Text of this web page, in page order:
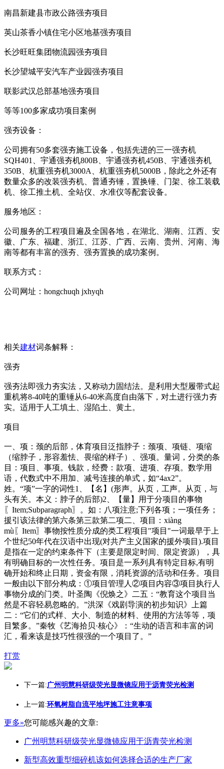
南昌新建县市政公路强夯项目
英山茶香小镇住宅小区地基强夯项目
长沙旺旺集团物流园强夯项目
长沙望城平安汽车产业园强夯项目
联影武汉总部基地强夯项目
等等100多家成功项目案例
强夯设备：
公司拥有50多套强夯施工设备，包括先进的三一强夯机
SQH401、宇通强夯机800B、宇通强夯机450B、宇通强夯机
350B、杭重强夯机3000A、杭重强夯机5000B，除此之外还有
数量众多的改装强夯机、普通夯锤，置换锤、门架、徐工装载
机、徐工推土机、全站仪、水准仪等配套设备。
服务地区：
公司服务的工程项目遍及全国各地，在湖北、湖南、江西、安
徽、广东、福建、浙江、江苏、广西、云南、贵州、河南、海
南等都有丰富的强夯、强夯置换的成功案例。
联系方式：
公司网址：hongchuqh jxhyqh
相关建材词条解释：
强夯
强夯法即强力夯实法，又称动力固结法。是利用大型履带式起
重机将8-40吨的重锤从6-40米高度自由落下，对土进行强力夯
实。适用于人工填土、湿陷土、黄土。
项目
一、项：颈的后部，体育项目泛指脖子：颈项、项链、项缩
（缩脖子，形容羞怯、畏缩的样子）、强项。量词，分类的条
目：项目、事项。钱款，经费：款项、进项、存项。数学用
语，代数式中不用加、减号连接的单式，如“4ax2”。
姓。“项”一字的词性1、【名】(形声。从页，工声。从页，与
头有关。本义：脖子的后部)2、【量】用于分项目的事物
〖Item;Subparagraph〗。如：八项注意;下列各项；一项任务；
援引该法律的第六条第三款第二项二、项目：xiàng
mù〖Item〗事物按性质分成的类工程项目"项目"一词最早于上
个世纪50年代在汉语中出现(对共产主义国家的援外项目).项目
是指在一定的约束条件下（主要是限定时间、限定资源），具
有明确目标的一次性任务。项目是一系列具有特定目标,有明
确开始和终止日期，资金有限，消耗资源的活动和任务。项目
一般由以下部分构成：①项目管理人②项目内容③项目执行人
事物分成的门类。叶圣陶《倪焕之》二五：“教育这个项目当
然是不容轻易忽略的。”洪深《戏剧导演的初步知识》上篇
二：“它们的式样、大小、制造的材料、使用的方法等等，项
目繁多。”秦牧《艺海拾贝·核心》：“生动的语言和丰富的词
汇，看来该是技巧性很强的一个项目了。”
打赏
下一篇:广州明慧科研级荧光显微镜应用于沥青荧光检测
上一篇:环氧树脂自流平地坪施工注意事项
更多»您可能感兴趣的文章:
广州明慧科研级荧光显微镜应用于沥青荧光检测
新型高效重型细碎机该如何选择合适的生产厂家